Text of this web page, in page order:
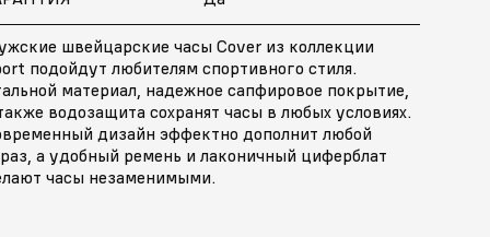
швейцарские часы Cover из коллекции
подойдут любителям спортивного стиля.
материал, надежное сапфировое покрытие,
водозащита сохранят часы в любых условиях.
дизайн эффектно дополнит любой
а удобный ремень и лаконичный циферблат
часы незаменимыми.